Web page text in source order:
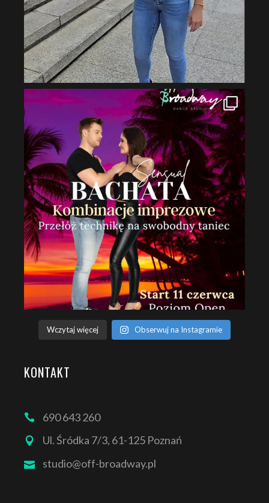
Wczytaj więcej Obserwuj na Instagramie
KONTAKT
690 643 260
Ul. Śródka 7/3, 61-125 Poznań
studio@off-broadway.pl